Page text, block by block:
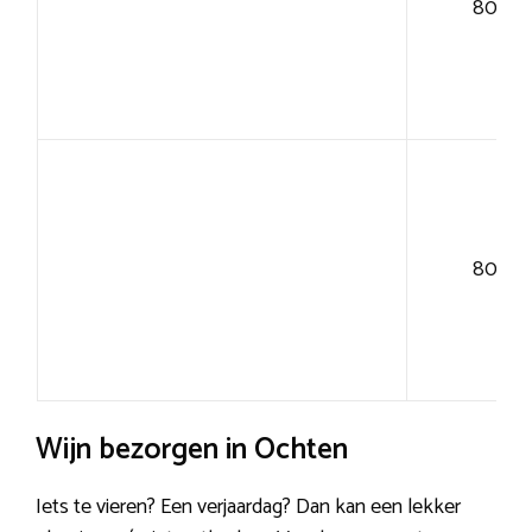
80+
80+
Wijn bezorgen in Ochten
Iets te vieren? Een verjaardag? Dan kan een lekker